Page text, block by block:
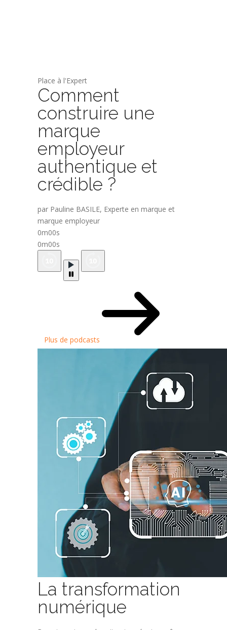
Place à l'Expert
Comment
construire une
marque
employeur
authentique et
crédible ?
par Pauline BASILE, Experte en marque et
marque employeur
0m00s
0m00s
Plus de podcasts
La transformation
numérique